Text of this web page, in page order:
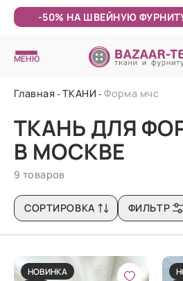
-50% НА ШВЕЙНУЮ
МЕНЮ
Главная ТКАНИ Форма мчс
ТКАНЬ ДЛЯ
В МОСКВЕ
9 товаров
СОРТИРОВКА ФИЛЬТР
НОВИНКА